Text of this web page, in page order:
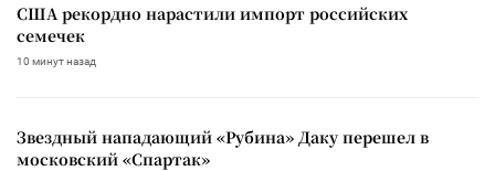
США рекордно нарастили импорт российских
семечек
10 минут назад
Звездный нападающий «Рубина» Даку перешел в
московский «Спартак»